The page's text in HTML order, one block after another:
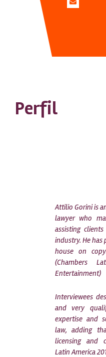
Perfil
Attilio Gorini is
lawyer who
assisting
industry. He
house on
(Chambers
Entertainment)
Interviewees
and very
expertise and
law, adding
licensing and
Latin America